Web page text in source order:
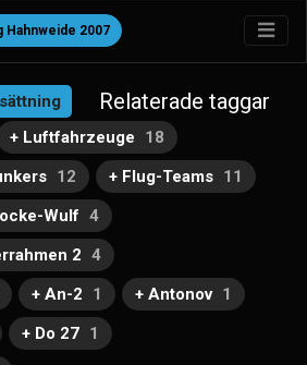
Hahnweide 2007
Relaterade taggar
+ Luftfahrzeuge
18
12 + Flug-Teams 11
Wulf 4
2 4
+ An-2 1 + Antonov 1
+ Do 27 1